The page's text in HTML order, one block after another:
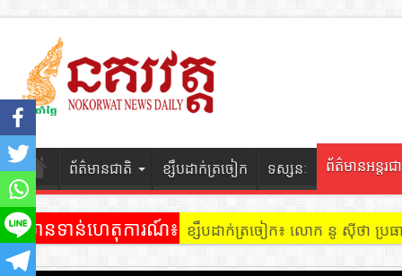
ព័ត៌មានជាតិ ខ្សឹបដាក់ត្រចៀក ទស្សនៈ ព័ត៌មានអន្តរជ
ព័ត៌មានទាន់ហេតុការណ៍៖ ខ្សឹបដាក់ត្រចៀក ៖ អគារ Sky 31